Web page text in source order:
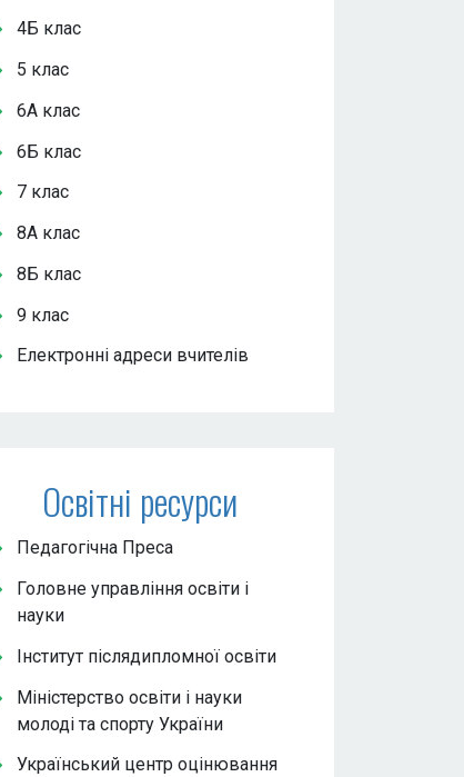
4Б клас
5 клас
6А клас
6Б клас
7 клас
8А клас
8Б клас
9 клас
Електронні адреси вчителів
Освітні ресурси
Педагогічна Преса
Головне управління освіти і
науки
Інститут післядипломної освіти
Міністерство освіти і науки
молоді та спорту України
Український центр оцінювання